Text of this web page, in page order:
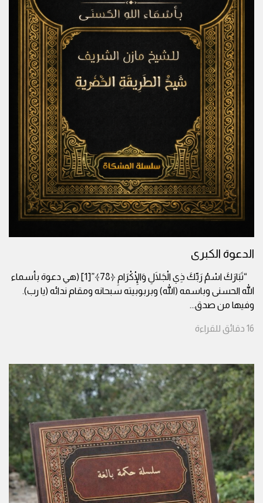
الدعوة الكبرى
“تَبَارَكَ اسْمُ رَبِّكَ ذِي الْجَلَالِ وَالْإِكْرَامِ ﴿78﴾”[1] (هي دعوة بأسماء
الله الحسنى وباسمه (الله) وبربوبيته سبحانه ومقام ندائه (يا رب).
وفيها من صدق...
16 دقائق للقراءة